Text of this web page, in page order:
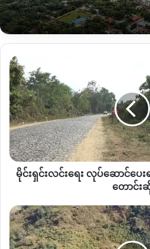
ဖွင့်ထားဆဲဖြစ်သည်။
“လူဝင်လူထွက်ကတော့ ဒီ ၃လပိုင်းအတွ
မှာ လူဝင်လူထွက်ပိုများလာတယ်။ ဘ
ငှက်ပျော် ထွက်နေတဲ့ချိန်မို့ လူအဝ
ပါ ပိုများလာတာဖြစ်ပါတယ်။ ဒါပေ
တော့ သံသယလူနာတစ်ယောက်သာ
ကလည်း ဆေးစစ်ချက်အရ ရောဂါပိုး
ရေး လူ့စွမ်းအားအရင်းမြစ်ဝန်ကြီး ဦ
ဇန်နဝါရီလမှ မတ်လထိ ပြုစုထားသေ
ဂိတ်တွင် တရုတ်နိုင်ငံသား အဝင် ၃၃၀
ရောက်လာသူ ၃၇၀၀၀ကျော် ဖြစ်ပ
နိုင်ငံခြားသား ဝင်ရောက်လာသူ ၁၇
ဦးရေ ၁၇၀၀၀ကျော် မြန်မာနိုင်ငံသာ
မိုင်း
ရှင်းလင်း
ရေး
လုပ်ဆောင်
ပေး
ရန်
န
မ်
ဆန်
ယန်
ဒေသခံ
တောင်း
ဆို
မိုင်းရှင်းလင်းရေး လုပ်ဆောင်ပေ
တောင်း
ဆန်
ပြတ်
လတ်